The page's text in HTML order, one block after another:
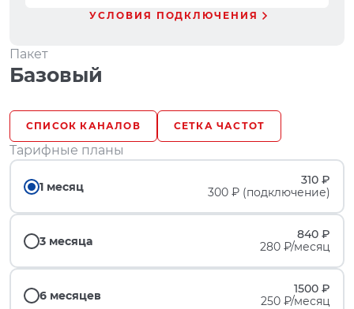
УСЛОВИЯ ПОДКЛЮЧЕНИЯ
Пакет
Базовый
СПИСОК КАНАЛОВ СЕТКА ЧАСТОТ
Тарифные планы
1 месяц
310 ₽
300 ₽ (подключение)
3 месяца
840 ₽
280 ₽/месяц
6 месяцев
1500 ₽
250 ₽/месяц